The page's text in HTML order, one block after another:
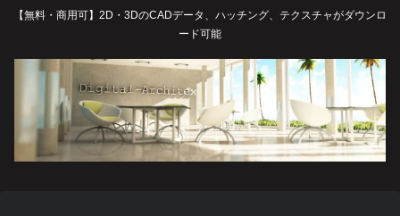
【無料・商用可】2D・3DのCADデータ、ハッチング、テクスチャがダウンロ
ード可能